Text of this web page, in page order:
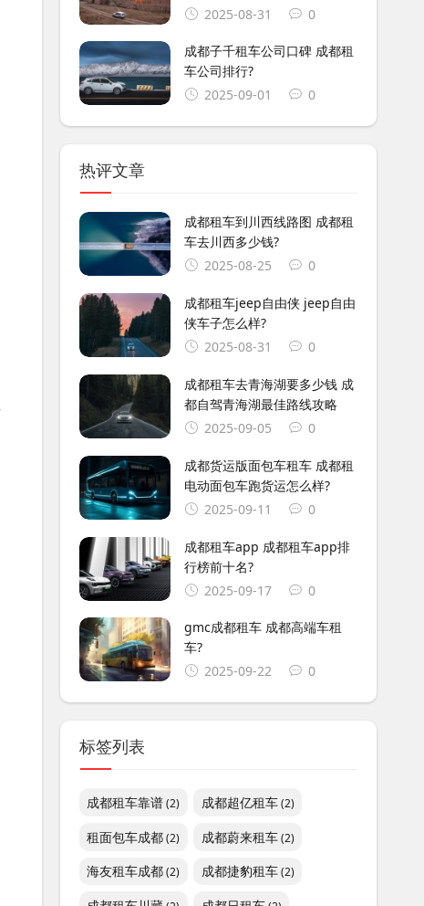
2025-08-31
0
成都子千租车公司口碑 成都租
车公司排行?
2025-09-01
0
热评文章
成都租车到川西线路图 成都租
车去川西多少钱?
2025-08-25
0
成都租车jeep自由侠 jeep自由
侠车子怎么样?
2025-08-31
0
成都租车去青海湖要多少钱 成
都自驾青海湖最佳路线攻略
2025-09-05
0
成都货运版面包车租车 成都租
电动面包车跑货运怎么样?
2025-09-11
0
成都租车app 成都租车app排
行榜前十名?
2025-09-17
0
gmc成都租车 成都高端车租
车?
2025-09-22
0
标签列表
成都租车靠谱(2) 成都超亿租车(2)
租面包车成都(2) 成都蔚来租车(2)
海友租车成都(2) 成都捷豹租车(2)